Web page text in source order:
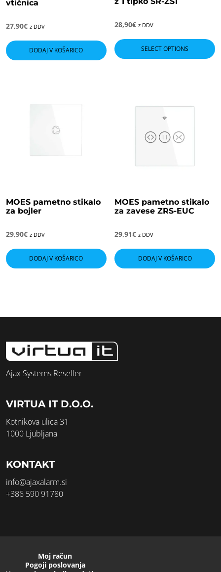
vtičnica
27,90€ z DDV
DODAJ V KOŠARICO
28,90€ z DDV
SELECT OPTIONS
MOES pametno stikalo
za bojler
29,90€ z DDV
DODAJ V KOŠARICO
MOES pametno stikalo
za zavese ZRS-EUC
29,91€ z DDV
DODAJ V KOŠARICO
Ajax Systems Reseller
VIRTUA IT D.O.O.
Kotnikova ulica 31
1000 Ljubljana
KONTAKT
info@ajaxalarm.si
+386 590 91780
Moj račun
Pogoji poslovanja